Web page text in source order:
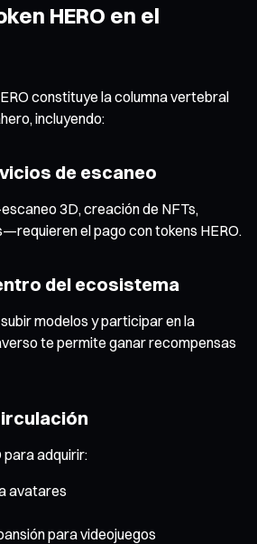
HERO en el
constituye la columna vertebral
incluyendo:
de escaneo
3D, creación de NFTs,
el pago con tokens HERO.
del ecosistema
modelos y participar en la
te permite ganar recompensas
para adquirir:
avatares
para videojuegos